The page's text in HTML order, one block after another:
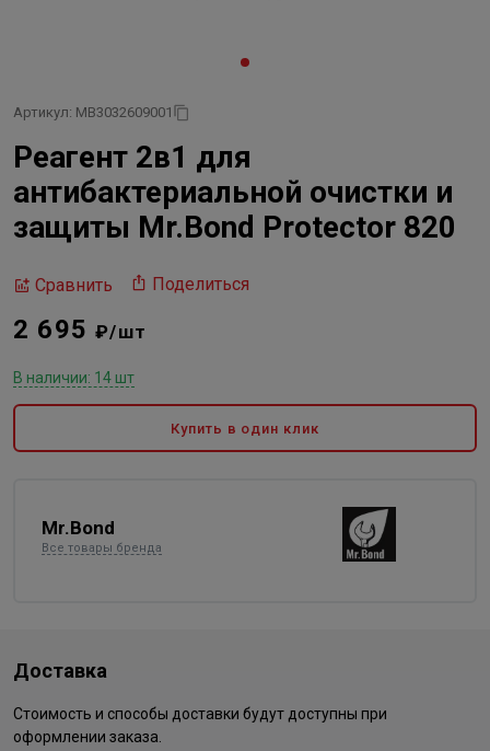
Артикул: MB3032609001
Реагент 2в1 для
антибактериальной очистки и
защиты Mr.Bond Protector 820
Сравнить Поделиться
2 695₽/шт
В наличии: 14 шт
Купить в один клик
Mr.Bond
Все товары бренда
Доставка
Стоимость и способы доставки будут доступны при
оформлении заказа.